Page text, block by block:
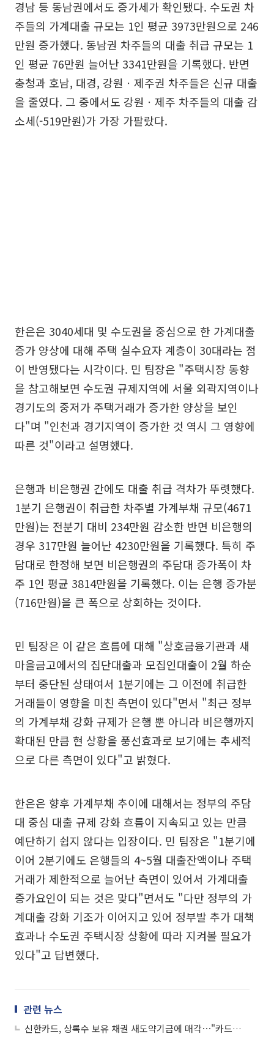
경남 등 동남권에서도 증가세가 확인됐다. 수도권 차
주들의 가계대출 규모는 1인 평균 3973만원으로 246
만원 증가했다. 동남권 차주들의 대출 취급 규모는 1
인 평균 76만원 늘어난 3341만원을 기록했다. 반면
충청과 호남, 대경, 강원ㆍ제주권 차주들은 신규 대출
을 줄였다. 그 중에서도 강원ㆍ제주 차주들의 대출 감
소세(-519만원)가 가장 가팔랐다.
한은은 3040세대 및 수도권을 중심으로 한 가계대출
증가 양상에 대해 주택 실수요자 계층이 30대라는 점
이 반영됐다는 시각이다. 민 팀장은 "주택시장 동향
을 참고해보면 수도권 규제지역에 서울 외곽지역이나
경기도의 중저가 주택거래가 증가한 양상을 보인
다"며 "인천과 경기지역이 증가한 것 역시 그 영향에
따른 것"이라고 설명했다.
은행과 비은행권 간에도 대출 취급 격차가 뚜렷했다.
1분기 은행권이 취급한 차주별 가계부채 규모(4671
만원)는 전분기 대비 234만원 감소한 반면 비은행의
경우 317만원 늘어난 4230만원을 기록했다. 특히 주
담대로 한정해 보면 비은행권의 주담대 증가폭이 차
주 1인 평균 3814만원을 기록했다. 이는 은행 증가분
(716만원)을 큰 폭으로 상회하는 것이다.
민 팀장은 이 같은 흐름에 대해 "상호금융기관과 새
마을금고에서의 집단대출과 모집인대출이 2월 하순
부터 중단된 상태여서 1분기에는 그 이전에 취급한
거래들이 영향을 미친 측면이 있다"면서 "최근 정부
의 가계부채 강화 규제가 은행 뿐 아니라 비은행까지
확대된 만큼 현 상황을 풍선효과로 보기에는 추세적
으로 다른 측면이 있다"고 밝혔다.
한은은 향후 가계부채 추이에 대해서는 정부의 주담
대 중심 대출 규제 강화 흐름이 지속되고 있는 만큼
예단하기 쉽지 않다는 입장이다. 민 팀장은 "1분기에
이어 2분기에도 은행들의 4~5월 대출잔액이나 주택
거래가 제한적으로 늘어난 측면이 있어서 가계대출
증가요인이 되는 것은 맞다"면서도 "다만 정부의 가
계대출 강화 기조가 이어지고 있어 정부발 추가 대책
효과나 수도권 주택시장 상황에 따라 지켜볼 필요가
있다"고 답변했다.
관련 뉴스
신한카드, 상록수 보유 채권 새도약기금에 매각⋯"카드대란 차주 재기 지원"